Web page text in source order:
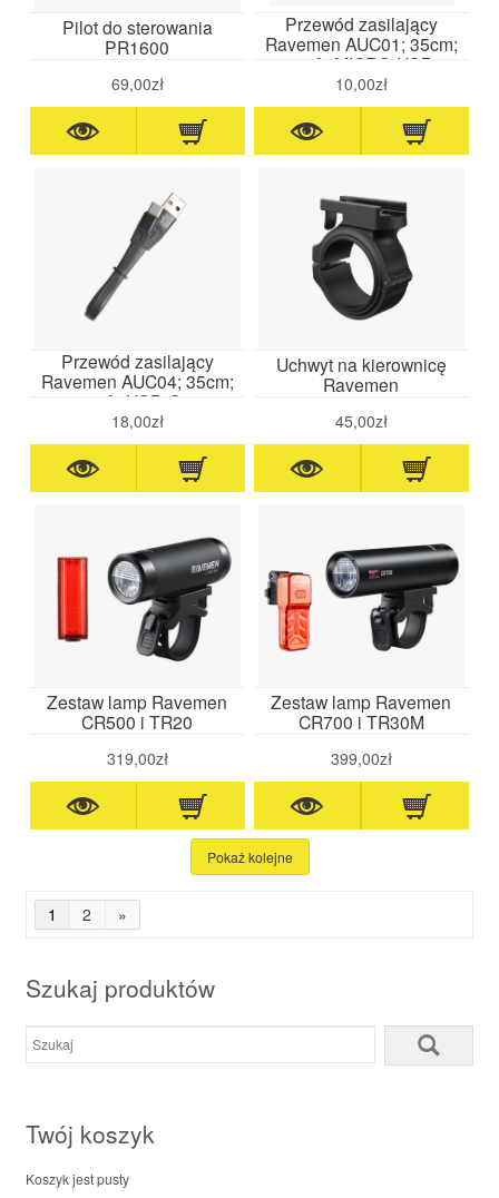
Pilot do sterowania
PR1600
69,00zł
Przewód zasilający
Ravemen AUC01; 35cm;
2,5A; MICRO-USB
10,00zł
Przewód zasilający
Ravemen AUC04; 35cm;
2A; USB-C
18,00zł
Uchwyt na kierownicę
Ravemen
45,00zł
Zestaw lamp Ravemen
CR500 i TR20
319,00zł
Zestaw lamp Ravemen
CR700 i TR30M
399,00zł
Pokaż kolejne
1 2 »
Szukaj produktów
Twój koszyk
Koszyk jest pusty